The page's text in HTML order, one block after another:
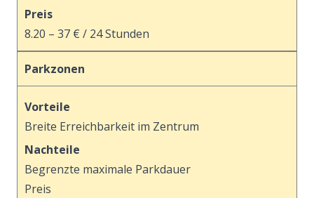
Preis
8.20 –⁠⁠⁠⁠⁠⁠ 37 € / 24 Stunden
Parkzonen
Vorteile
Breite Erreichbarkeit im Zentrum
Nachteile
Begrenzte maximale Parkdauer
Preis